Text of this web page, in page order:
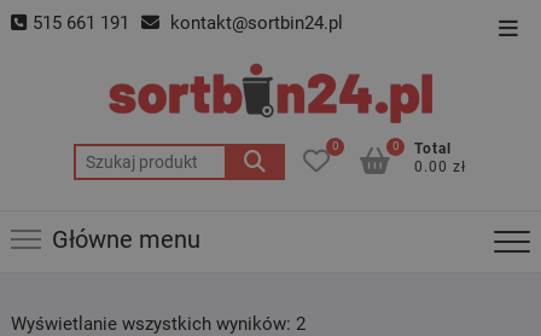
Skip 515 661 191 kontakt@sortbin24.pl
Szukaj:
0
Total
0.00 zł
0
Główne menu
Wyświetlanie wszystkich wyników: 2